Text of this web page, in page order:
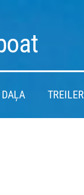
DAĻA